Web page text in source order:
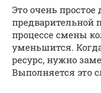
Это очень
предварительной
процессе смены
уменьшится.
ресурс, нужно
Выполняется это